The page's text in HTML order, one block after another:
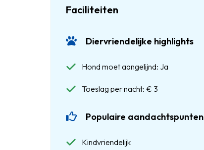
Faciliteiten
Diervriendelijke highlights
Hond moet aangelijnd: Ja
Toeslag per nacht: € 3
Populaire aandachtspunten
Kindvriendelijk